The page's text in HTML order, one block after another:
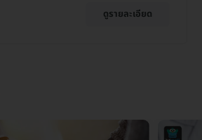
ดูรายละเอียด